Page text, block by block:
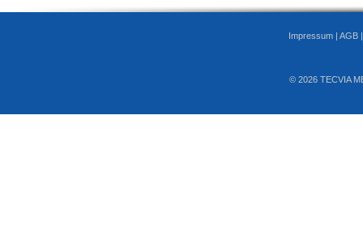
Impressum | AGB
© 2026 TECVIA